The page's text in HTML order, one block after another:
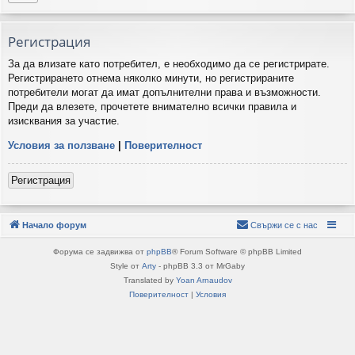
Регистрация
За да влизате като потребител, е необходимо да се регистрирате.
Регистрирането отнема няколко минути, но регистрираните
потребители могат да имат допълнителни права и възможности.
Преди да влезете, прочетете внимателно всички правила и
изисквания за участие.
Условия за ползване Поверителност
Регистрация
Начало форум Свържи се с нас
Форума се задвижва от phpBB® Forum Software © phpBB Limited
Style от Arty - phpBB 3.3 от MrGaby
Translated by Yoan Arnaudov
Поверителност
Условия